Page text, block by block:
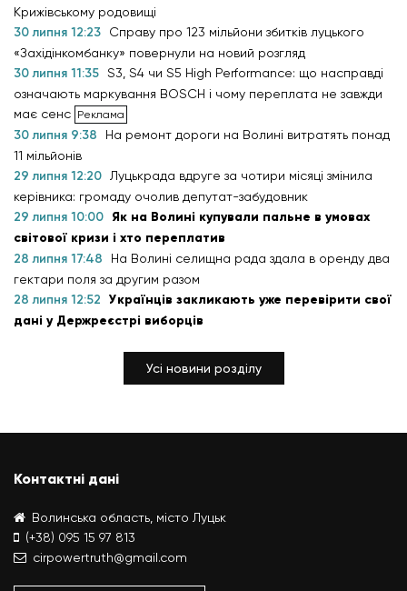
Крижівському родовищі
30 липня 12:23
Справу про 123 мільйони збитків луцького
«Західінкомбанку» повернули на новий розгляд
30 липня 11:35 S3, S4 чи S5 High Performance: що насправді
означають маркування BOSCH і чому переплата не завжди
має сенс
30 липня 9:38
На ремонт дороги на Волині витратять понад
11 мільйонів
29 липня 12:20
Луцькрада вдруге за чотири місяці змінила
керівника: громаду очолив депутат-забудовник
29 липня 10:00 Як на Волині купували пальне в умовах
світової кризи і хто переплатив
28 липня 17:48
На Волині селищна рада здала в оренду два
гектари поля за другим разом
28 липня 12:52 Українців закликають уже перевірити свої
дані у Держреєстрі виборців
Усі новини розділу
Контактні дані
Волинська область, місто Луцьк
(+38) 095 15 97 813
cirpowertruth@gmail.com